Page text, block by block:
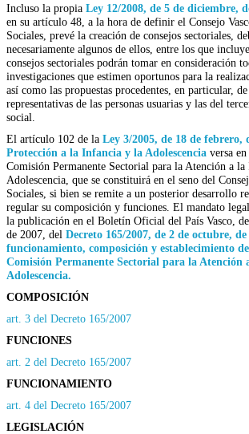
Incluso la propia Ley 12/2008, de 5 de diciembre,
en su artículo 48, a la hora de definir el Consejo
Sociales, prevé la creación de consejos sectoriales,
necesariamente algunos de ellos, entre los que
consejos sectoriales podrán tomar en consideración
investigaciones que estimen oportunos para la
así como las propuestas procedentes, en particular,
representativas de las personas usuarias y las del
social.
El artículo 102 de la Ley 3/2005, de 18 de febrero,
Protección a la Infancia y la Adolescencia versa
Comisión Permanente Sectorial para la Atención a
Adolescencia, que se constituirá en el seno del
Sociales, si bien se remite a un posterior desarrollo
regular su composición y funciones. El mandato
la publicación en el Boletín Oficial del País Vasco,
de 2007, del Decreto 165/2007, de 2 de octubre,
funcionamiento, composición y establecimiento
Comisión Permanente Sectorial para la Atención
Adolescencia.
COMPOSICIÓN
art. 3 del Decreto 165/2007
FUNCIONES
art. 2 del Decreto 165/2007
FUNCIONAMIENTO
art. 4 del Decreto 165/2007
LEGISLACIÓN